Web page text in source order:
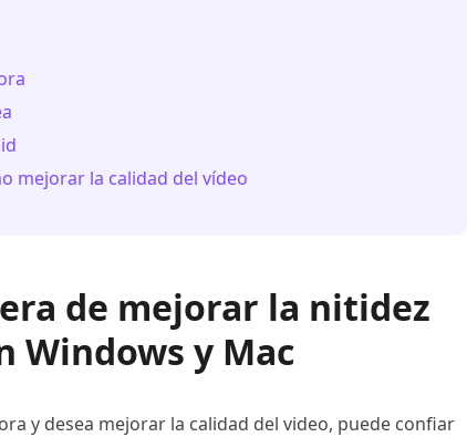
mejorar la calidad del vídeo
de mejorar la nitidez
Windows y Mac
y desea mejorar la calidad del video, puede confiar